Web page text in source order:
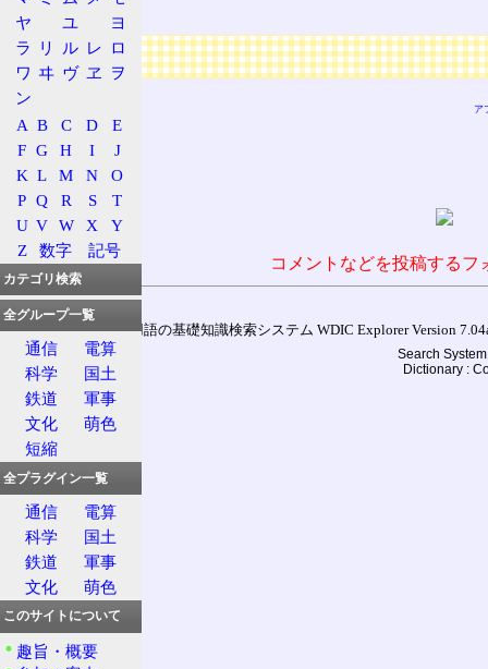
地獄道
広告
ア
コメントなどを投稿する
通信用語の基礎知識検索システム WDIC Explorer Version
Search
Dictionary :
ヤ
ユ
ヨ
ラ
リ ル レ ロ
ワ ヰ ヴ ヱ
ヲ
ン
A B C D
E
F G H I
J
K L M N
O
P Q R S
T
U V W X
Y
Z
数字 記号
カテゴリ検索
全グループ一覧
通信
電算
科学
国土
鉄道
軍事
文化
萌色
短縮
全プラグイン一覧
通信
電算
科学
国土
鉄道
軍事
文化
萌色
このサイトについて
趣旨・概要